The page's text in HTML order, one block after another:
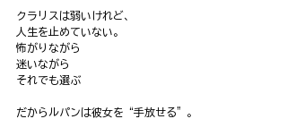
クラリスは弱いけれど、
人生を止めていない。
怖がりながら
迷いながら
それでも選ぶ
だからルパンは彼女を“手放せる”。